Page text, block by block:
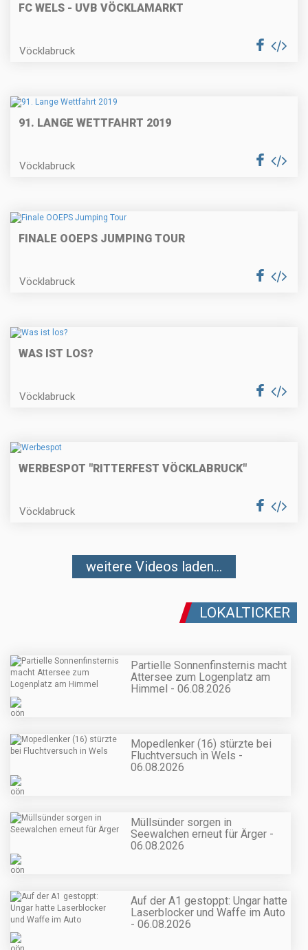
FC WELS - UVB VÖCKLAMARKT
Vöcklabruck
91. LANGE WETTFAHRT 2019
Vöcklabruck
FINALE OOEPS JUMPING TOUR
Vöcklabruck
WAS IST LOS?
Vöcklabruck
WERBESPOT "RITTERFEST VÖCKLABRUCK"
Vöcklabruck
weitere Videos laden...
LOKALTICKER
Partielle Sonnenfinsternis macht
Attersee zum Logenplatz am
Himmel - 06.08.2026
Mopedlenker (16) stürzte bei
Fluchtversuch in Wels -
06.08.2026
Müllsünder sorgen in
Seewalchen erneut für Ärger -
06.08.2026
Auf der A1 gestoppt: Ungar hatte
Laserblocker und Waffe im Auto
- 06.08.2026